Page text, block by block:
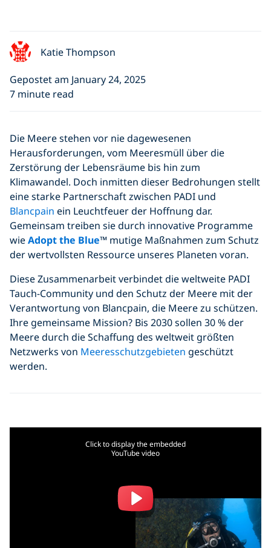
Katie Thompson
Gepostet am January 24, 2025
7 minute read
Die Meere stehen vor nie dagewesenen
Herausforderungen, vom Meeresmüll über die
Zerstörung der Lebensräume bis hin zum
Klimawandel. Doch inmitten dieser Bedrohungen stellt
eine starke Partnerschaft zwischen PADI und
Blancpain ein Leuchtfeuer der Hoffnung dar.
Gemeinsam treiben sie durch innovative Programme
wieAdopt the Blue™ mutige Maßnahmen zum Schutz
der wertvollsten Ressource unseres Planeten voran.
Diese Zusammenarbeit verbindet die weltweite PADI
Tauch-Community und den Schutz der Meere mit der
Verantwortung von Blancpain, die Meere zu schützen.
Ihre gemeinsame Mission? Bis 2030 sollen 30 % der
Meere durch die Schaffung des weltweit größten
Netzwerks von Meeresschutzgebieten geschützt
werden.
Click to display the embedded
YouTube video